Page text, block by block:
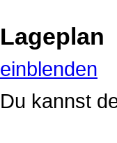
Lageplan
einblenden
Du kannst